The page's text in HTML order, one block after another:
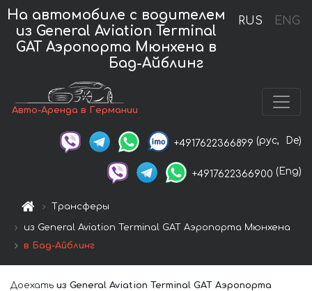
RUS ENG
На автомобиле с водителем
из General Aviation Terminal
GAT Аэропорта Мюнхена в
Бад-Айблинг
Авто-Аренда в Германии
+4917622366899 (рус, De)
+4917622366900 (Eng)
Трансферы
из General Aviation Terminal GAT Аэропорта Мюнхена
в Бад-Айблинг
Доехать из General Aviation Terminal GAT Аэропорта